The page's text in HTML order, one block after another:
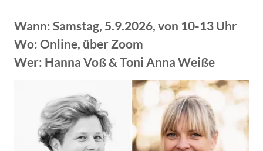
Wann: Samstag, 5.9.2026, von 10-13 Uhr
Wo: Online, über Zoom
Wer: Hanna Voß & Toni Anna Weiße